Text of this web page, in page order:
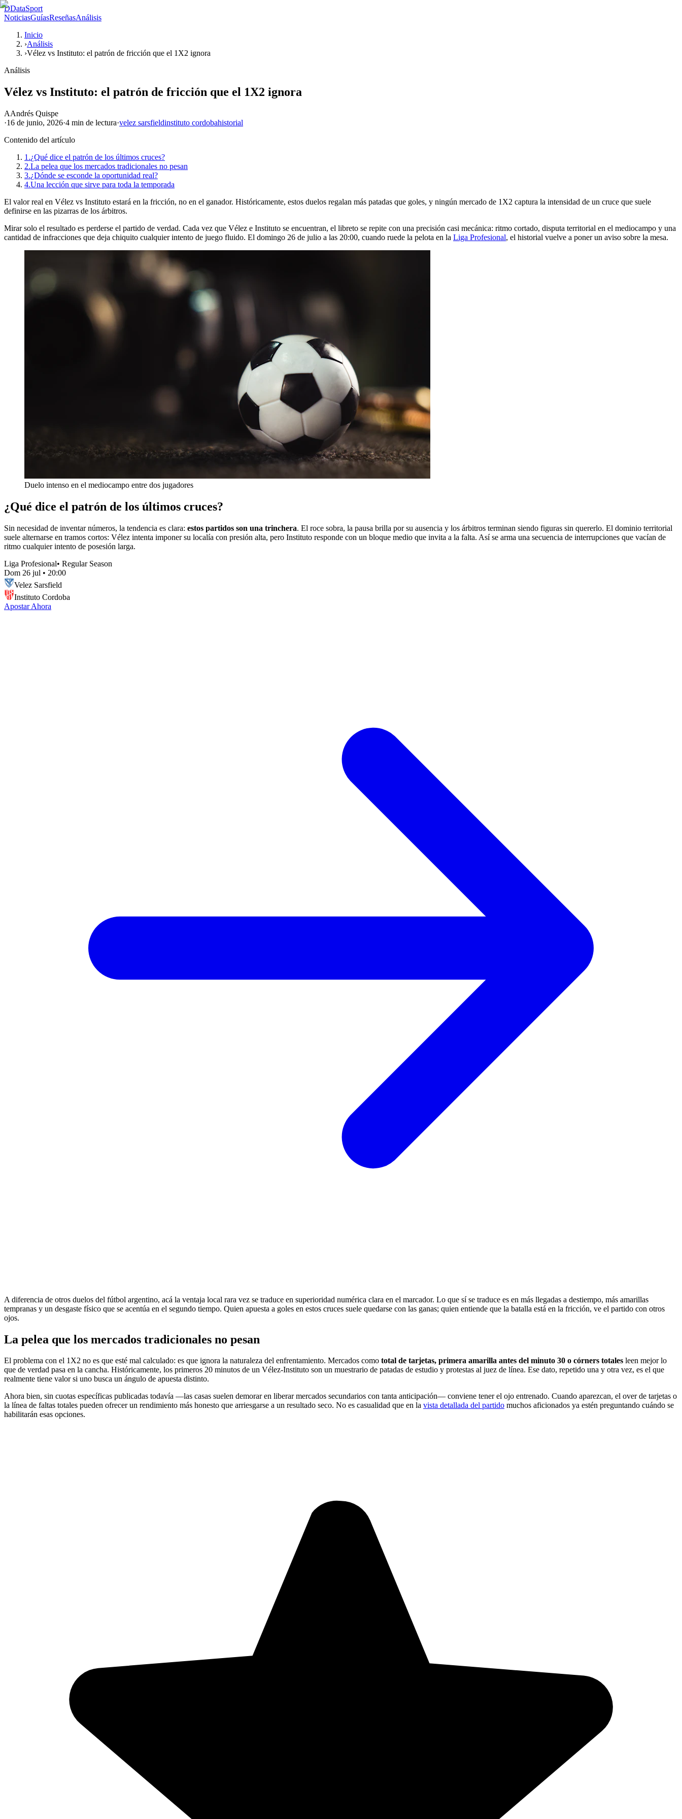
DDataSport
NoticiasGuíasReseñasAnálisis
Inicio
›Análisis
›Vélez vs Instituto: el patrón de fricción que el 1X2 ignora
Análisis
Vélez vs Instituto: el patrón de fricción que el 1X2 ignora
AAndrés Quispe
·16 de junio, 2026·4 min de lectura·velez sarsfieldinstituto cordobahistorial
Contenido del artículo
1.¿Qué dice el patrón de los últimos cruces?
2.La pelea que los mercados tradicionales no pesan
3.¿Dónde se esconde la oportunidad real?
4.Una lección que sirve para toda la temporada
El valor real en Vélez vs Instituto estará en la fricción, no en el ganador. Históricamente, estos duelos regalan más patadas que goles, y ningún mercado de 1X2 captura la intensidad de un cruce que suele
definirse en las pizarras de los árbitros.
Mirar solo el resultado es perderse el partido de verdad. Cada vez que Vélez e Instituto se encuentran, el libreto se repite con una precisión casi mecánica: ritmo cortado, disputa territorial en el mediocampo y una
cantidad de infracciones que deja chiquito cualquier intento de juego fluido. El domingo 26 de julio a las 20:00, cuando ruede la pelota en la Liga Profesional, el historial vuelve a poner un aviso sobre la mesa.
Duelo intenso en el mediocampo entre dos jugadores
¿Qué dice el patrón de los últimos cruces?
Sin necesidad de inventar números, la tendencia es clara: estos partidos son una trinchera. El roce sobra, la pausa brilla por su ausencia y los árbitros terminan siendo figuras sin quererlo. El dominio territorial
suele alternarse en tramos cortos: Vélez intenta imponer su localía con presión alta, pero Instituto responde con un bloque medio que invita a la falta. Así se arma una secuencia de interrupciones que vacían de
ritmo cualquier intento de posesión larga.
Liga Profesional• Regular Season
Dom 26 jul • 20:00
Velez Sarsfield
Instituto Cordoba
Apostar Ahora
A diferencia de otros duelos del fútbol argentino, acá la ventaja local rara vez se traduce en superioridad numérica clara en el marcador. Lo que sí se traduce es en más llegadas a destiempo, más amarillas
tempranas y un desgaste físico que se acentúa en el segundo tiempo. Quien apuesta a goles en estos cruces suele quedarse con las ganas; quien entiende que la batalla está en la fricción, ve el partido con otros
ojos.
La pelea que los mercados tradicionales no pesan
El problema con el 1X2 no es que esté mal calculado: es que ignora la naturaleza del enfrentamiento. Mercados como total de tarjetas, primera amarilla antes del minuto 30 o córners totales leen mejor lo
que de verdad pasa en la cancha. Históricamente, los primeros 20 minutos de un Vélez-Instituto son un muestrario de patadas de estudio y protestas al juez de línea. Ese dato, repetido una y otra vez, es el que
realmente tiene valor si uno busca un ángulo de apuesta distinto.
Ahora bien, sin cuotas específicas publicadas todavía —las casas suelen demorar en liberar mercados secundarios con tanta anticipación— conviene tener el ojo entrenado. Cuando aparezcan, el over de tarjetas o
la línea de faltas totales pueden ofrecer un rendimiento más honesto que arriesgarse a un resultado seco. No es casualidad que en la vista detallada del partido muchos aficionados ya estén preguntando cuándo se
habilitarán esas opciones.